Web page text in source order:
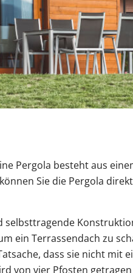
Fenster mit Rollladen
unsere Fensterbänke
Balkontür sichern
unsere Schüco-Balkontüren
unsere Smart-Slide-
modern
unsere SCHÜCO Haustüren
Terrasse
unsere Solar-Rollläden
unsere Doppeltore
unsere Sektionaltore
unsere Carports mit
Pergola besteht aus
Sie die Pergola
selbsttragende
ein Terrassendach zu
dass sie nicht mit
von vier Pfosten